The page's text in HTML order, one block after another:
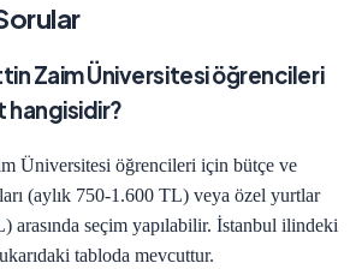
Zaim Üniversitesi öğrencileri
hangisidir?
Üniversitesi öğrencileri için bütçe ve
(aylık 750-1.600 TL) veya özel yurtlar
arasında seçim yapılabilir. İstanbul ilindeki
tabloda mevcuttur.